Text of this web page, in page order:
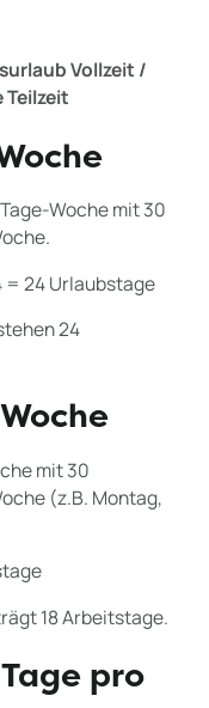
Vollzeit /
Woche mit 30
= 24 Urlaubstage
24
mit 30
(z.B. Montag,
18 Arbeitstage.
pro